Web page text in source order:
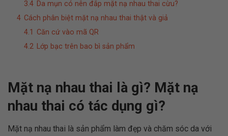
3.4 Da mụn có nên đắp mặt nạ nhau thai cừu?
4 Cách phân biệt mặt nạ nhau thai thật và giả
4.1
Căn cứ vào mã QR
4.2 Lớp bạc trên bao bì sản phẩm
Mặt nạ nhau thai là gì? Mặt nạ
nhau thai có tác dụng gì?
Mặt nạ nhau thai là sản phẩm làm đẹp và chăm sóc da với